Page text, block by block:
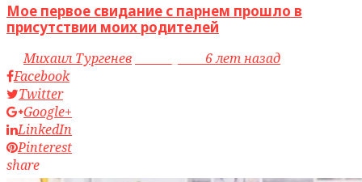
Мое первое свидание с парнем прошло в
присутствии моих родителей
byМихаил Тургенев
6 лет назад
Facebook
Twitter
Google+
LinkedIn
Pinterest
share